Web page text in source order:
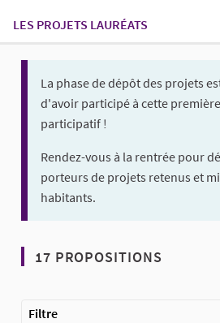
LES PROJETS LAURÉATS
La phase de dépôt des projets
d'avoir participé à cette
participatif !
Rendez-vous à la rentrée pour
porteurs de projets retenus et
habitants.
17 PROPOSITIONS
Filtre